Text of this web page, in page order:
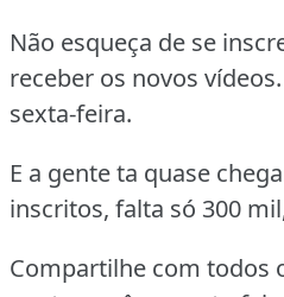
Não esqueça de se
receber os novos
sexta-feira.
E a gente ta quase
inscritos, falta só 300
Compartilhe com todos